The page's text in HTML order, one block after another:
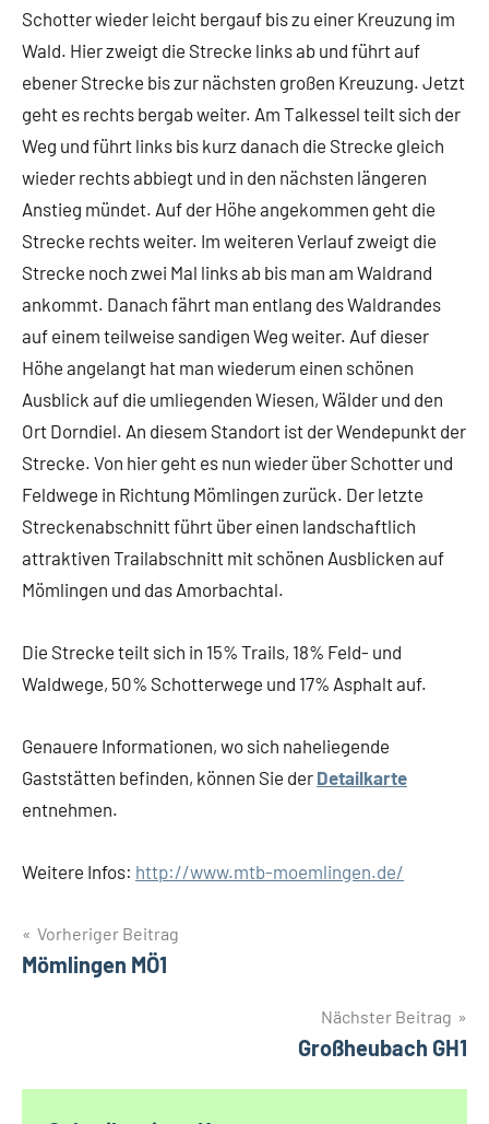
Schotter wieder leicht bergauf bis zu einer Kreuzung im
Wald. Hier zweigt die Strecke links ab und führt auf
ebener Strecke bis zur nächsten großen Kreuzung. Jetzt
geht es rechts bergab weiter. Am Talkessel teilt sich der
Weg und führt links bis kurz danach die Strecke gleich
wieder rechts abbiegt und in den nächsten längeren
Anstieg mündet. Auf der Höhe angekommen geht die
Strecke rechts weiter. Im weiteren Verlauf zweigt die
Strecke noch zwei Mal links ab bis man am Waldrand
ankommt. Danach fährt man entlang des Waldrandes
auf einem teilweise sandigen Weg weiter. Auf dieser
Höhe angelangt hat man wiederum einen schönen
Ausblick auf die umliegenden Wiesen, Wälder und den
Ort Dorndiel. An diesem Standort ist der Wendepunkt der
Strecke. Von hier geht es nun wieder über Schotter und
Feldwege in Richtung Mömlingen zurück. Der letzte
Streckenabschnitt führt über einen landschaftlich
attraktiven Trailabschnitt mit schönen Ausblicken auf
Mömlingen und das Amorbachtal.
Die Strecke teilt sich in 15% Trails, 18% Feld- und
Waldwege, 50% Schotterwege und 17% Asphalt auf.
Genauere Informationen, wo sich naheliegende
Gaststätten befinden, können Sie der Detailkarte
entnehmen.
Weitere Infos: http://www.mtb-moemlingen.de/
Beitragsnavigation
Vorheriger Beitrag
Mömlingen MÖ1
Nächster Beitrag
Großheubach GH1